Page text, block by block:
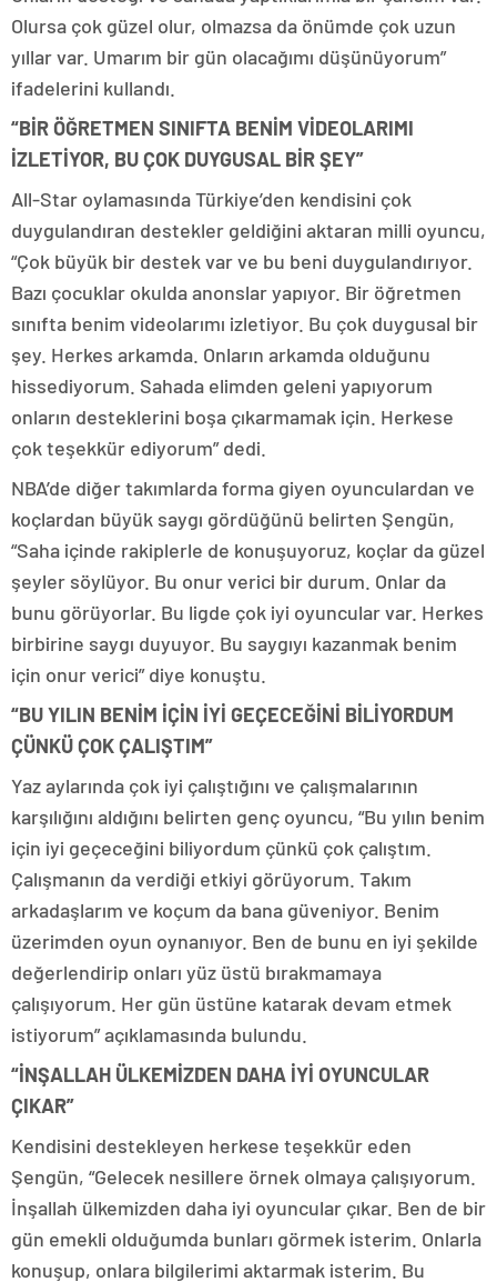
Olursa çok güzel olur, olmazsa da önümde çok uzun
yıllar var. Umarım bir gün olacağımı düşünüyorum”
ifadelerini kullandı.
“BİR ÖĞRETMEN SINIFTA BENİM VİDEOLARIMI
İZLETİYOR, BU ÇOK DUYGUSAL BİR ŞEY”
All-Star oylamasında Türkiye’den kendisini çok
duygulandıran destekler geldiğini aktaran milli oyuncu,
“Çok büyük bir destek var ve bu beni duygulandırıyor.
Bazı çocuklar okulda anonslar yapıyor. Bir öğretmen
sınıfta benim videolarımı izletiyor. Bu çok duygusal bir
şey. Herkes arkamda. Onların arkamda olduğunu
hissediyorum. Sahada elimden geleni yapıyorum
onların desteklerini boşa çıkarmamak için. Herkese
çok teşekkür ediyorum” dedi.
NBA’de diğer takımlarda forma giyen oyunculardan ve
koçlardan büyük saygı gördüğünü belirten Şengün,
“Saha içinde rakiplerle de konuşuyoruz, koçlar da güzel
şeyler söylüyor. Bu onur verici bir durum. Onlar da
bunu görüyorlar. Bu ligde çok iyi oyuncular var. Herkes
birbirine saygı duyuyor. Bu saygıyı kazanmak benim
için onur verici” diye konuştu.
“BU YILIN BENİM İÇİN İYİ GEÇECEĞİNİ BİLİYORDUM
ÇÜNKÜ ÇOK ÇALIŞTIM”
Yaz aylarında çok iyi çalıştığını ve çalışmalarının
karşılığını aldığını belirten genç oyuncu, “Bu yılın benim
için iyi geçeceğini biliyordum çünkü çok çalıştım.
Çalışmanın da verdiği etkiyi görüyorum. Takım
arkadaşlarım ve koçum da bana güveniyor. Benim
üzerimden oyun oynanıyor. Ben de bunu en iyi şekilde
değerlendirip onları yüz üstü bırakmamaya
çalışıyorum. Her gün üstüne katarak devam etmek
istiyorum” açıklamasında bulundu.
“İNŞALLAH ÜLKEMİZDEN DAHA İYİ OYUNCULAR
ÇIKAR”
Kendisini destekleyen herkese teşekkür eden
Şengün, “Gelecek nesillere örnek olmaya çalışıyorum.
İnşallah ülkemizden daha iyi oyuncular çıkar. Ben de bir
gün emekli olduğumda bunları görmek isterim. Onlarla
konuşup, onlara bilgilerimi aktarmak isterim. Bu